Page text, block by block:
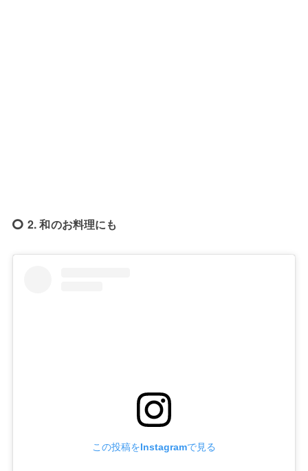
2. 和のお料理にも
この投稿をInstagramで見る